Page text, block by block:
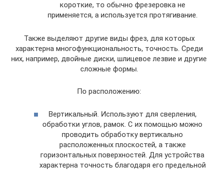
короткие, то обычно фрезеровка не
применяется, а используется протягивание.
Также выделяют другие виды фрез, для которых
характерна многофункциональность, точность. Среди
них, например, двойные диски, шлицевое лезвие и другие
сложные формы.
По расположению:
Вертикальный. Используют для сверления,
обработки углов, рамок. С их помощью можно
проводить обработку вертикально
расположенных плоскостей, а также
горизонтальных поверхностей. Для устройства
характерна точность благодаря его предельной